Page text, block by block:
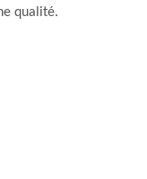
qualité.